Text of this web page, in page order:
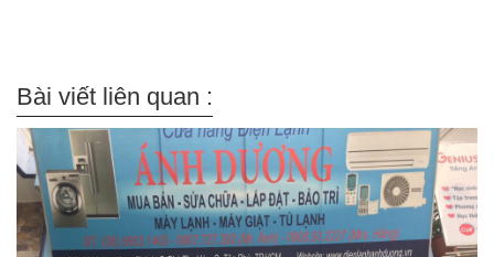
Bài viết liên quan :